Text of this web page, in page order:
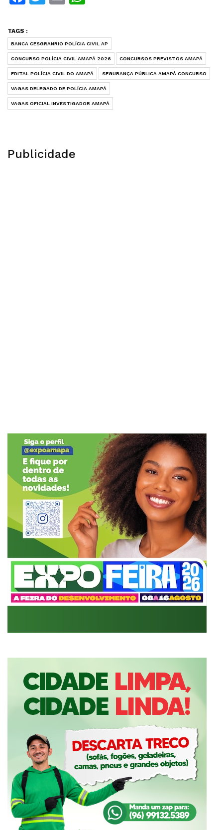
TAGS :
BANCA CESGRANRIO POLÍCIA CIVIL AP
CONCURSO POLÍCIA CIVIL AMAPÁ 2026 CONCURSOS PREVISTOS AMAPÁ
EDITAL POLÍCIA CIVIL DO AMAPÁ SEGURANÇA PÚBLICA AMAPÁ CONCURSO
VAGAS DELEGADO DE POLÍCIA AMAPÁ
VAGAS OFICIAL INVESTIGADOR AMAPÁ
Publicidade